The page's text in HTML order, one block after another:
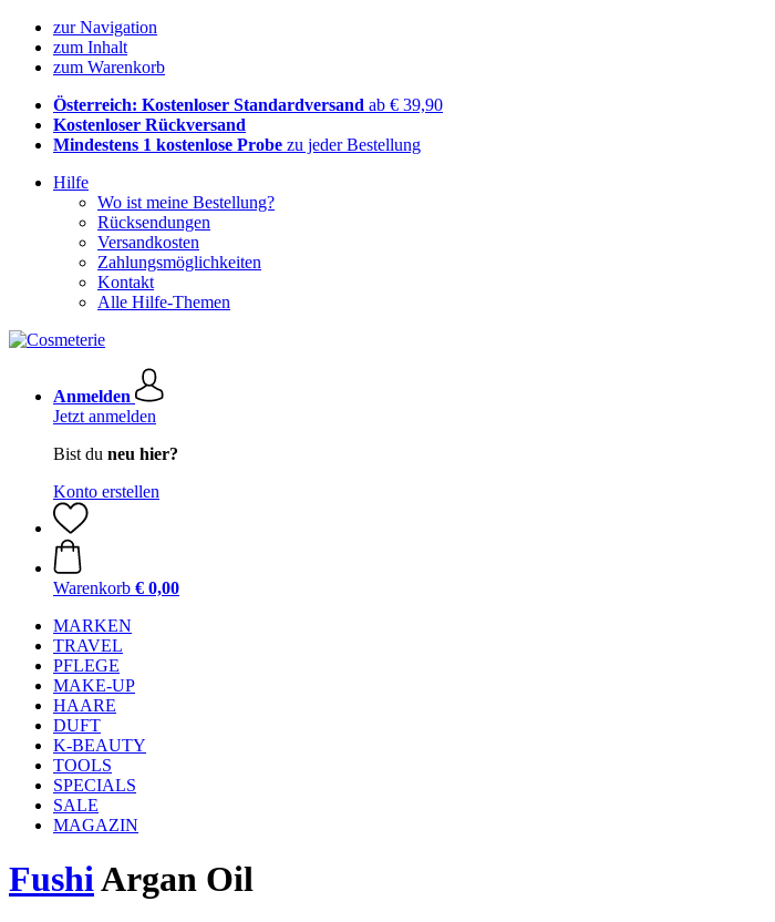
zur Navigation
zum Inhalt
zum Warenkorb
Österreich: Kostenloser Standardversand ab € 39,90
Kostenloser Rückversand
Mindestens 1 kostenlose Probe zu jeder Bestellung
Hilfe
Wo ist meine Bestellung?
Rücksendungen
Versandkosten
Zahlungsmöglichkeiten
Kontakt
Alle Hilfe-Themen
Anmelden
Jetzt anmelden
Bist du neu hier?
Konto erstellen
Warenkorb € 0,00
MARKEN
TRAVEL
PFLEGE
MAKE-UP
HAARE
DUFT
K-BEAUTY
TOOLS
SPECIALS
SALE
MAGAZIN
FushiArgan Oil